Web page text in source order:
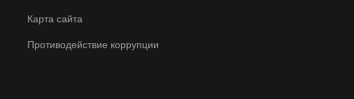
Карта сайта
Противодействие коррупции